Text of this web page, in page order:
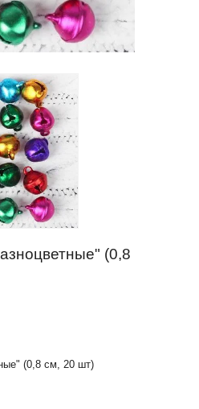
(0,8
(0,8 см, 20 шт)